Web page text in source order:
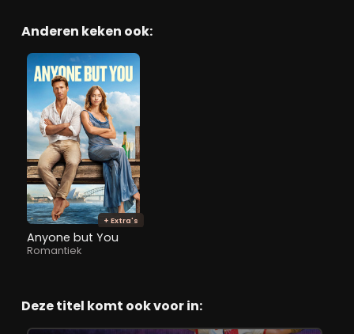
Anderen keken ook:
+ Extra's
Anyone but You
Romantiek
Deze titel komt ook voor in: